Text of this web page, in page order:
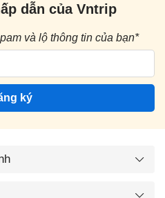
dẫn của Vntrip
và lộ thông tin của bạn*
ký